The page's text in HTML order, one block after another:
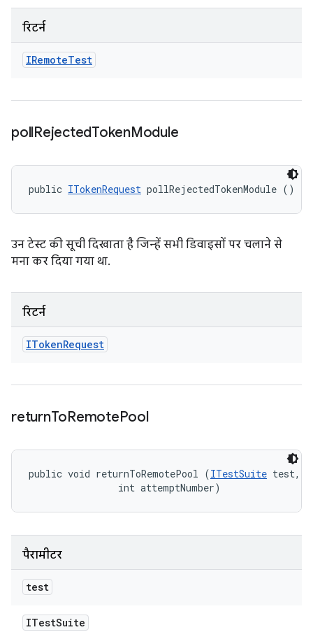
रिटर्न
IRemoteTest
pollRejectedTokenModule
public ITokenRequest pollRejectedTokenModule ()
उन टेस्ट की सूची दिखाता है जिन्हें सभी डिवाइसों पर चलाने से
मना कर दिया गया था.
रिटर्न
ITokenRequest
returnToRemotePool
public void returnToRemotePool (ITestSuite test,
                int attemptNumber)
पैरामीटर
test
ITestSuite